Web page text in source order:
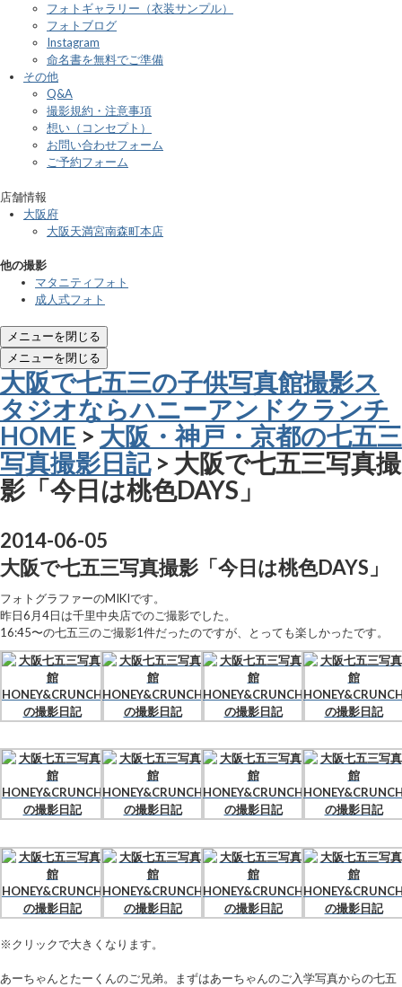
フォトギャラリー（衣装サンプル）
フォトブログ
Instagram
命名書を無料でご準備
その他
Q&A
撮影規約・注意事項
想い（コンセプト）
お問い合わせフォーム
ご予約フォーム
店舗情報
大阪府
大阪天満宮南森町本店
他の撮影
マタニティフォト
成人式フォト
メニューを閉じる
メニューを閉じる
大阪で七五三の子供写真館撮影ス
タジオならハニーアンドクランチ
HOME > 大阪・神戸・京都の七五三
写真撮影日記> 大阪で七五三写真撮
影「今日は桃色DAYS」
2014-06-05
大阪で七五三写真撮影「今日は桃色DAYS」
フォトグラファーのMIKIです。
昨日6月4日は千里中央店でのご撮影でした。
16:45〜の七五三のご撮影1件だったのですが、とっても楽しかったです。
※クリックで大きくなります。
あーちゃんとたーくんのご兄弟。まずはあーちゃんのご入学写真からの七五